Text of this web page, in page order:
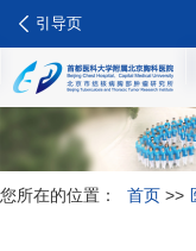
引导页
您所在的位置： 首页 >>